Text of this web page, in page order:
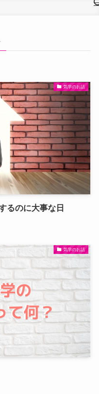
気学のお話
るのに大事な日
気学のお話